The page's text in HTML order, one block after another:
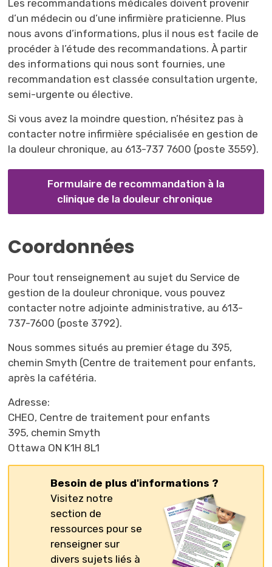
Les recommandations médicales doivent provenir
d’un médecin ou d’une infirmière praticienne. Plus
nous avons d’informations, plus il nous est facile de
procéder à l’étude des recommandations. À partir
des informations qui nous sont fournies, une
recommandation est classée consultation urgente,
semi-urgente ou élective.
Si vous avez la moindre question, n’hésitez pas à
contacter notre infirmière spécialisée en gestion de
la douleur chronique, au 613-737 7600 (poste 3559).
Formulaire de recommandation à la
clinique de la douleur chronique
Coordonnées
Pour tout renseignement au sujet du Service de
gestion de la douleur chronique, vous pouvez
contacter notre adjointe administrative, au 613-
737-7600 (poste 3792).
Nous sommes situés au premier étage du 395,
chemin Smyth (Centre de traitement pour enfants,
après la cafétéria.
Adresse:
CHEO, Centre de traitement pour enfants
395, chemin Smyth
Ottawa ON K1H 8L1
Besoin de plus d'informations ?
Visitez notre
section de
ressources pour se
renseigner sur
divers sujets liés à